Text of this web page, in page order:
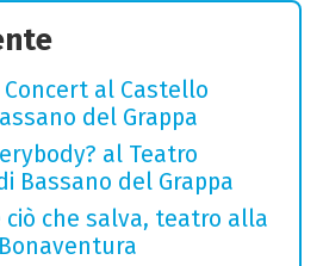
Concert al Castello
del Grappa
al Teatro
Bassano del Grappa
ciò che salva, teatro alla